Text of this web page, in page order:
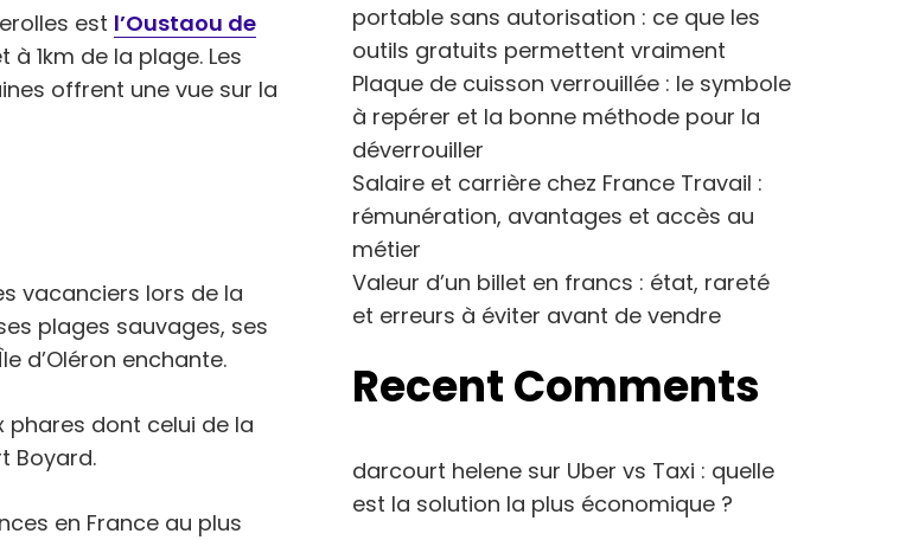
est l’Oustaou de
1km de la plage. Les
offrent une vue sur la
vacanciers lors de la
plages sauvages, ses
d’Oléron enchante.
phares dont celui de la
Boyard.
en France au plus
portable sans autorisation : ce que les
outils gratuits permettent vraiment
Plaque de cuisson verrouillée : le symbole
à repérer et la bonne méthode pour la
déverrouiller
Salaire et carrière chez France Travail :
rémunération, avantages et accès au
métier
Valeur d’un billet en francs : état, rareté
et erreurs à éviter avant de vendre
Recent Comments
darcourt helene sur Uber vs Taxi : quelle
est la solution la plus économique ?